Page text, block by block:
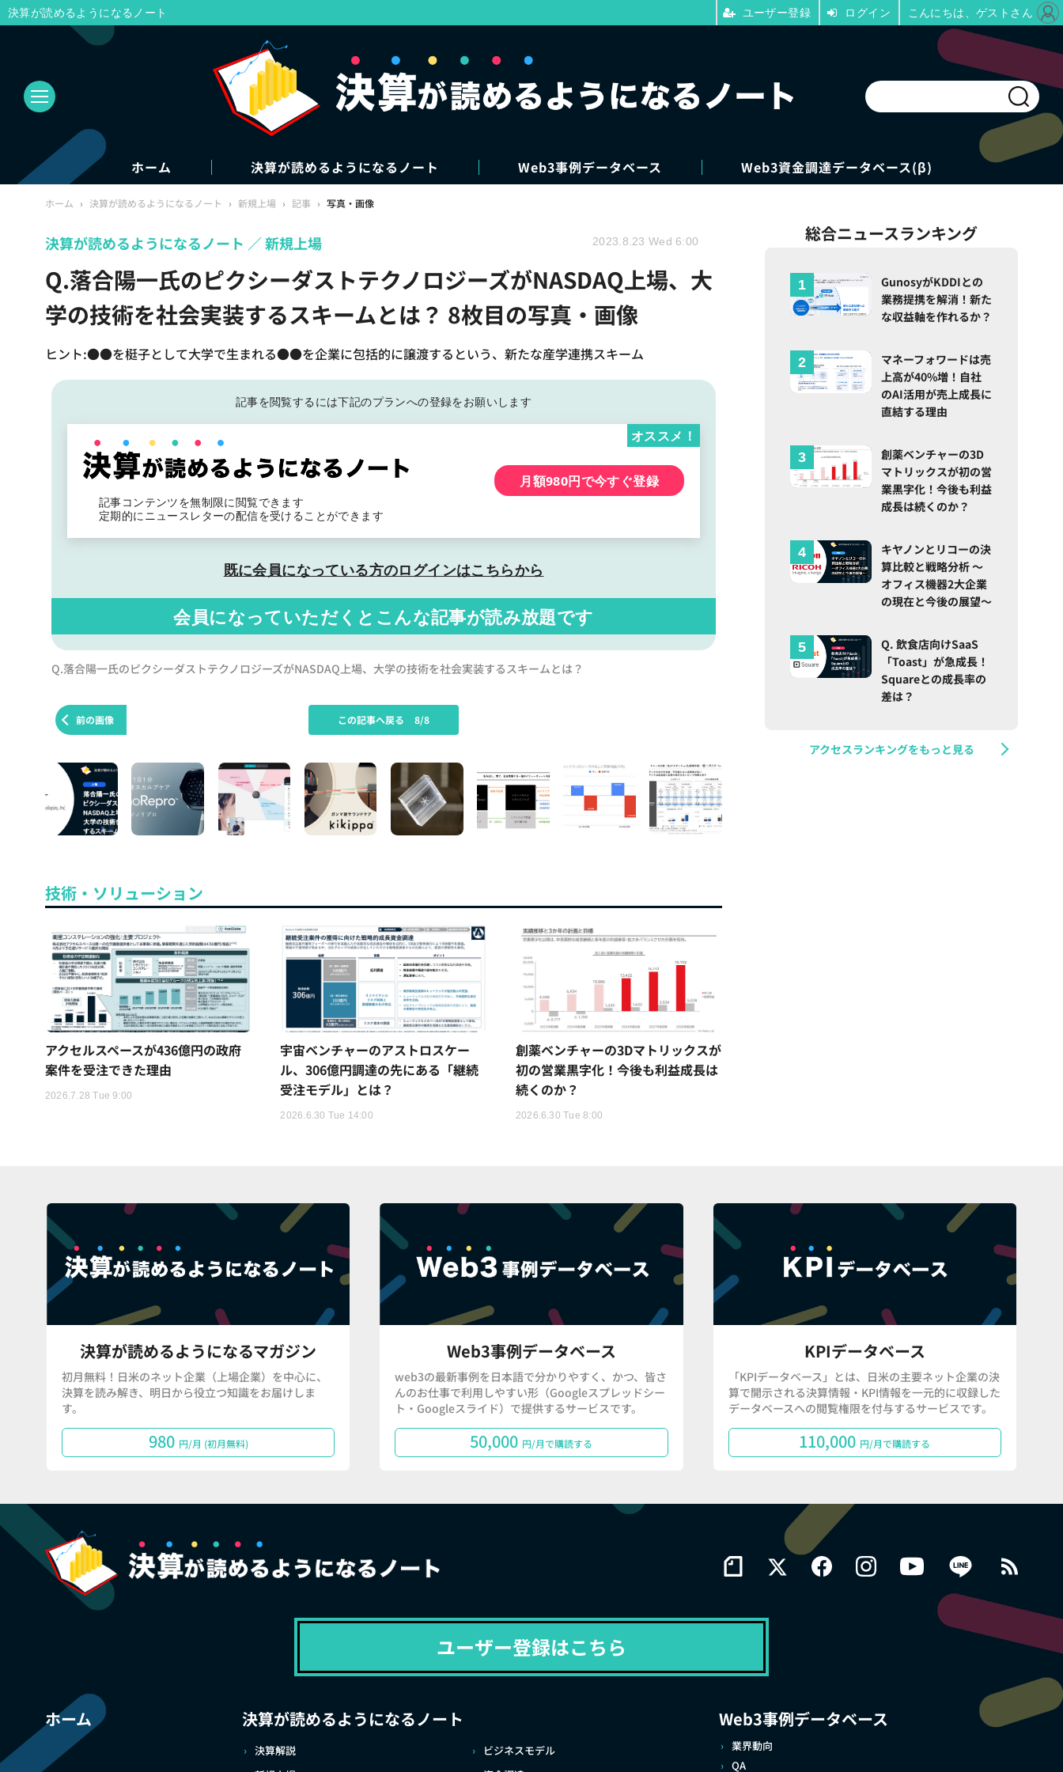
ホーム 決算が読めるようになるノート Web3事例データベース Web3資金調達データベース(β)
ホーム › 決算が読めるようになるノート › 新規上場 › 記事 › 写真・画像
Q.落合陽一氏のピクシーダストテクノロジーズがNASDAQ上場、大
学の技術を社会実装するスキームとは？ 8枚目の写真・画像
ヒント:●●を梃子として大学で生まれる●●を企業に包括的に譲渡するという、新たな産学連携スキーム
決算が読めるようになるノート 新規上場 2023.8.23 Wed 6:00
記事を閲覧するには下記のプランへの登録をお願いします
記事コンテンツを無制限に閲覧できます
定期的にニュースレターの配信を受けることができます
オススメ！
月額980円で今すぐ登録
既に会員になっている方のログインはこちらから
会員になっていただくと こんな記事が読み放題です
Q.落合陽一氏のピクシーダストテクノロジーズがNASDAQ上場、大学の技術を社会実装するスキームとは？
前の画像 この記事へ戻る 8/8
技術・ソリューション
アクセルスペースが436億円の政府
案件を受注できた理由
2026.7.28 Tue 9:00
宇宙ベンチャーのアストロスケー
ル、306億円調達の先にある「継続
受注モデル」とは？
2026.6.30 Tue 14:00
創薬ベンチャーの3Dマトリックスが
初の営業黒字化！今後も利益成長は
続くのか？
2026.6.30 Tue 8:00
総合ニュースランキング
GunosyがKDDIとの
業務提携を解消！新た
な収益軸を作れるか？
マネーフォワードは売
上高が40%増！自社
のAI活用が売上成長に
直結する理由
創薬ベンチャーの3D
マトリックスが初の営
業黒字化！今後も利益
成長は続くのか？
キヤノンとリコーの決
算比較と戦略分析 ～
オフィス機器2大企業
の現在と今後の展望～
Q. 飲食店向けSaaS
「Toast」が急成長！
Squareとの成長率の
差は？
アクセスランキングをもっと見る
決算が読めるようになるマガジン
初月無料！日米のネット企業（上場企業）を中心に、
決算を読み解き、明日から役立つ知識をお届けしま
す。
980 円/月 (初月無料)
Web3事例データベース
web3の最新事例を日本語で分かりやすく、かつ、皆さ
んのお仕事で利用しやすい形（Googleスプレッドシー
ト・Googleスライド）で提供するサービスです。
50,000 円/月で購読する
KPIデータベース
「KPIデータベース」とは、日米の主要ネット企業の決
算で開示される決算情報・KPI情報を一元的に収録した
データベースへの閲覧権限を付与するサービスです。
110,000 円/月で購読する
ユーザー登録はこちら
ホーム 決算が読めるようになるノート
決算解説
ビジネスモデル
Web3事例データベース
業界動向
QA
決算が読めるようになるノート ユーザー登録 ログイン こんにちは、ゲストさん